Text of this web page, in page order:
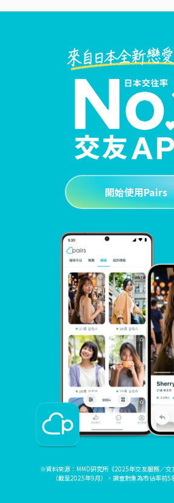
開始使用Pairs
※資料來源：MMD研究所《2025年交友服務／交
（截至2025年9月），調查對象為市佔率前5